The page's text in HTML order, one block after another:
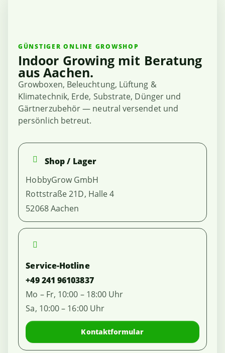
GÜNSTIGER ONLINE GROWSHOP
Indoor Growing mit Beratung
aus Aachen.
Growboxen, Beleuchtung, Lüftung &
Klimatechnik, Erde, Substrate, Dünger und
Gärtnerzubehör — neutral versendet und
persönlich betreut.
Shop / Lager
HobbyGrow GmbH
Rottstraße 21D, Halle 4
52068 Aachen
Service-Hotline
+49 241 96103837
Mo – Fr, 10:00 – 18:00 Uhr
Sa, 10:00 – 16:00 Uhr
Kontaktformular